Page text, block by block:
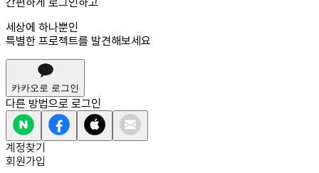
세상에 하나뿐인
특별한 프로젝트를 발견해보세요
카카오로 로그인
다른 방법으로 로그인
계정찾기
회원가입